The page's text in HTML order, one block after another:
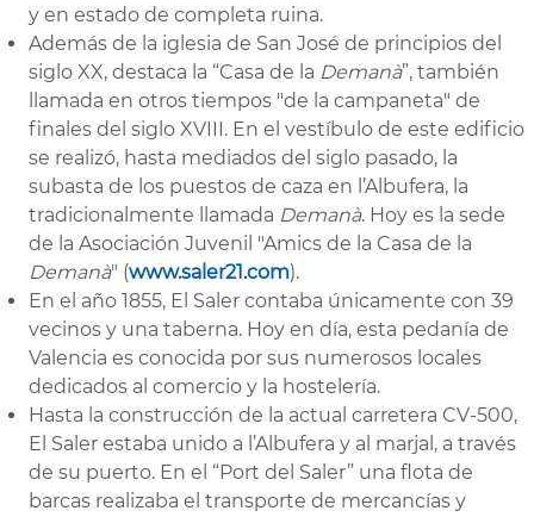
y en estado de completa ruina.
Además de la iglesia de San José de principios del
siglo XX, destaca la “Casa de la Demanà”, también
llamada en otros tiempos "de la campaneta" de
finales del siglo XVIII. En el vestíbulo de este edificio
se realizó, hasta mediados del siglo pasado, la
subasta de los puestos de caza en l’Albufera, la
tradicionalmente llamada Demanà. Hoy es la sede
de la Asociación Juvenil "Amics de la Casa de la
Demanà" (www.saler21.com).
En el año 1855, El Saler contaba únicamente con 39
vecinos y una taberna. Hoy en día, esta pedanía de
Valencia es conocida por sus numerosos locales
dedicados al comercio y la hostelería.
Hasta la construcción de la actual carretera CV-500,
El Saler estaba unido a l’Albufera y al marjal, a través
de su puerto. En el “Port del Saler” una flota de
barcas realizaba el transporte de mercancías y